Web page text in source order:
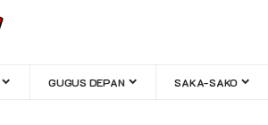
GUGUS DEPAN SAKA-SAKO